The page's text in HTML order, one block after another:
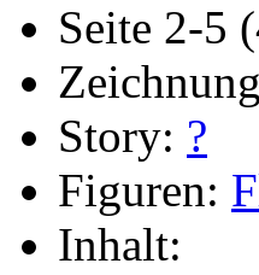
Seite 2-5
Story: ?
Figuren:
Inhalt: